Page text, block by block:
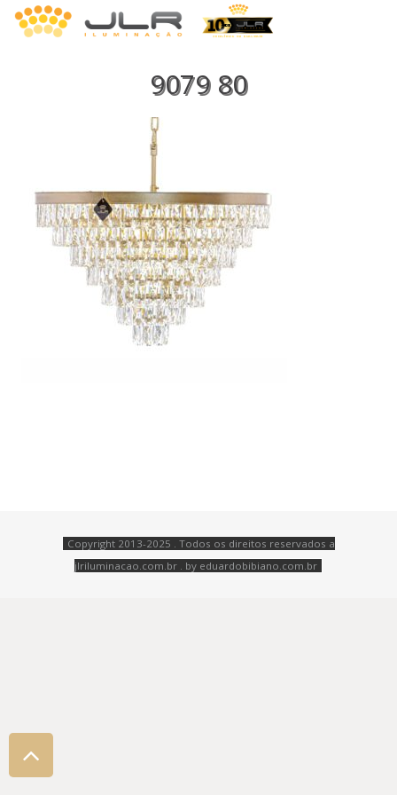
9079 80
Copyright 2013-2025 . Todos os direitos reservados a
jlriluminacao.com.br . by eduardobibiano.com.br